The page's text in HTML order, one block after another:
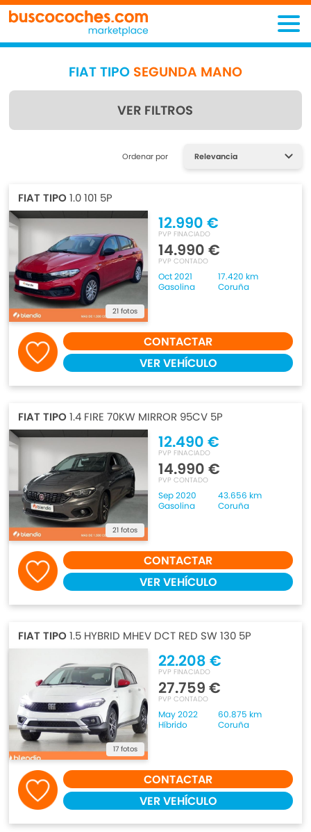
FIAT TIPO SEGUNDA MANO
VER FILTROS
Encuentra lo que estás
Ordenar por
FIAT TIPO1.0 101 5P
21 fotos
12.990 €
PVP FINACIADO
14.990 €
PVP CONTADO
Oct 2021
17.420 km
Gasolina
Coruña
CONTACTAR
VER VEHÍCULO
FIAT TIPO1.4 FIRE 70KW MIRROR 95CV 5P
21 fotos
12.490 €
PVP FINACIADO
14.990 €
PVP CONTADO
Sep 2020
43.656 km
Gasolina
Coruña
CONTACTAR
VER VEHÍCULO
FIAT TIPO1.5 HYBRID MHEV DCT RED SW 130 5P
17 fotos
22.208 €
PVP FINACIADO
27.759 €
PVP CONTADO
May 2022
60.875 km
Híbrido
Coruña
CONTACTAR
VER VEHÍCULO